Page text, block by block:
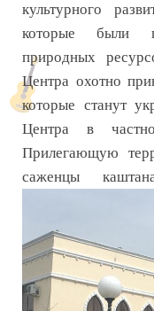
культурного
которые были
природных
Центра охотно
которые станут
Центра в
Прилегающую
саженцы